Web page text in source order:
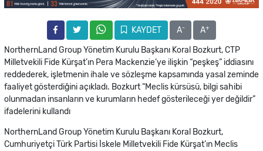
KAYDET A- A+
NorthernLand Group Yönetim Kurulu Başkanı Koral Bozkurt, CTP
Milletvekili Fide Kürşat’ın Pera Mackenzie’ye ilişkin “peşkeş” iddiasını
reddederek, işletmenin ihale ve sözleşme kapsamında yasal zeminde
faaliyet gösterdiğini açıkladı. Bozkurt “Meclis kürsüsü, bilgi sahibi
olunmadan insanların ve kurumların hedef gösterileceği yer değildir”
ifadelerini kullandı
NorthernLand Group Yönetim Kurulu Başkanı Koral Bozkurt,
Cumhuriyetçi Türk Partisi İskele Milletvekili Fide Kürşat’ın Meclis